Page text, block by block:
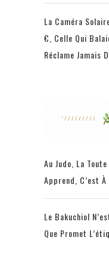
La Caméra
€, Celle Qui
Réclame Jamais
Au Judo, La
Apprend, C’est
Le Bakuchiol
Que Promet